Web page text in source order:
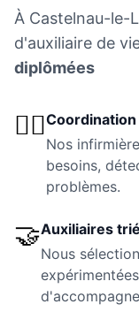
À Castelnau-le-
d'auxiliaire de
diplômées
👩‍⚕️
Nos
besoins,
problèmes.
🤝Auxiliaires
Nous